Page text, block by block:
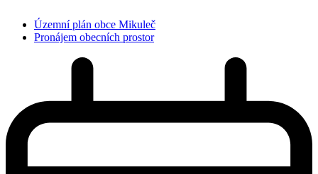
Územní plán obce Mikuleč
Pronájem obecních prostor